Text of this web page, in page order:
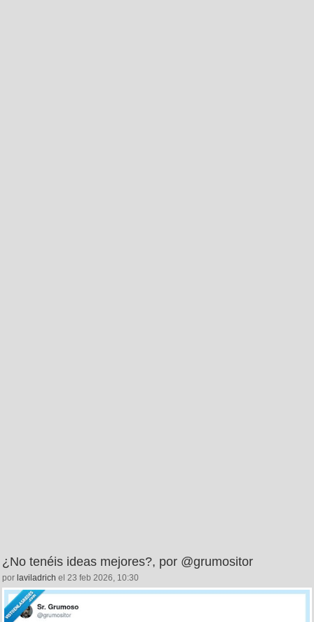
¿No tenéis ideas mejores?, por @grumositor
por laviladrich el 23 feb 2026, 10:30